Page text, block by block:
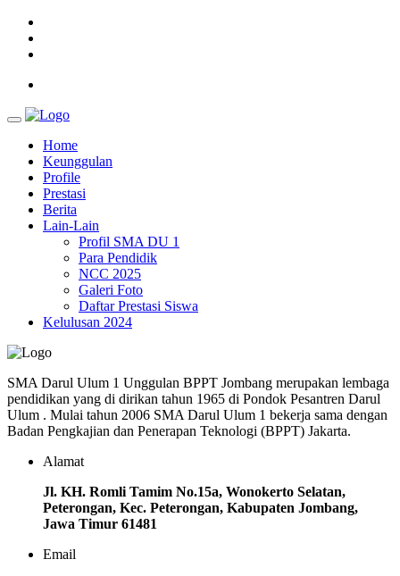
Home
Keunggulan
Profile
Prestasi
Berita
Lain-Lain
Profil SMA DU 1
Para Pendidik
NCC 2025
Galeri Foto
Daftar Prestasi Siswa
Kelulusan 2024
SMA Darul Ulum 1 Unggulan BPPT Jombang merupakan lembaga
pendidikan yang di dirikan tahun 1965 di Pondok Pesantren Darul
Ulum . Mulai tahun 2006 SMA Darul Ulum 1 bekerja sama dengan
Badan Pengkajian dan Penerapan Teknologi (BPPT) Jakarta.
Alamat
Jl. KH. Romli Tamim No.15a, Wonokerto Selatan,
Peterongan, Kec. Peterongan, Kabupaten Jombang,
Jawa Timur 61481
Email